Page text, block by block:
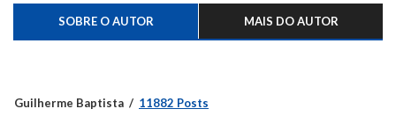
SOBRE O AUTOR MAIS DO AUTOR
Guilherme Baptista 11882 Posts